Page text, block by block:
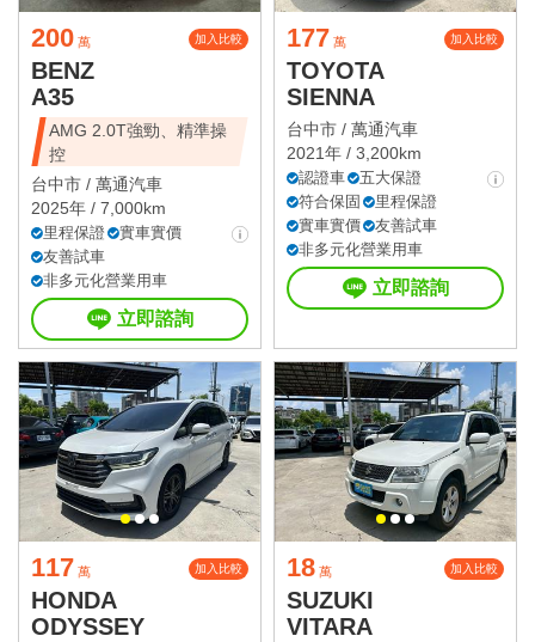
200 萬 加入比較
BENZ
A35
AMG 2.0T強勁、精準操
控
台中市 / 萬通汽車
2025年 / 7,000km
里程保證
實車實價
友善試車
非多元化營業用車
立即諮詢
177 萬 加入比較
TOYOTA
SIENNA
台中市 / 萬通汽車
2021年 / 3,200km
認證車
五大保證
符合保固
里程保證
實車實價
友善試車
非多元化營業用車
立即諮詢
117 萬 加入比較
HONDA
ODYSSEY
18 萬 加入比較
SUZUKI
VITARA